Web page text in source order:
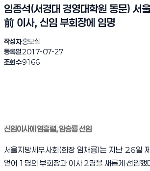
임종석(서경대 경영대학원 동문) 서
前 이사, 신임 부회장에 임명
작성자홍보실
등록일2017-07-27
조회수9166
신임이사에 염흥렬, 임승룡 선임
서울지방세무사회 (회장 임채룡)는 지난 26일 제
얻어 1 명의 부회장과 이사2명을 새롭게 선임했